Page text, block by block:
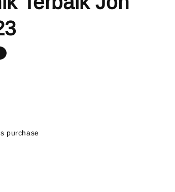
purchase